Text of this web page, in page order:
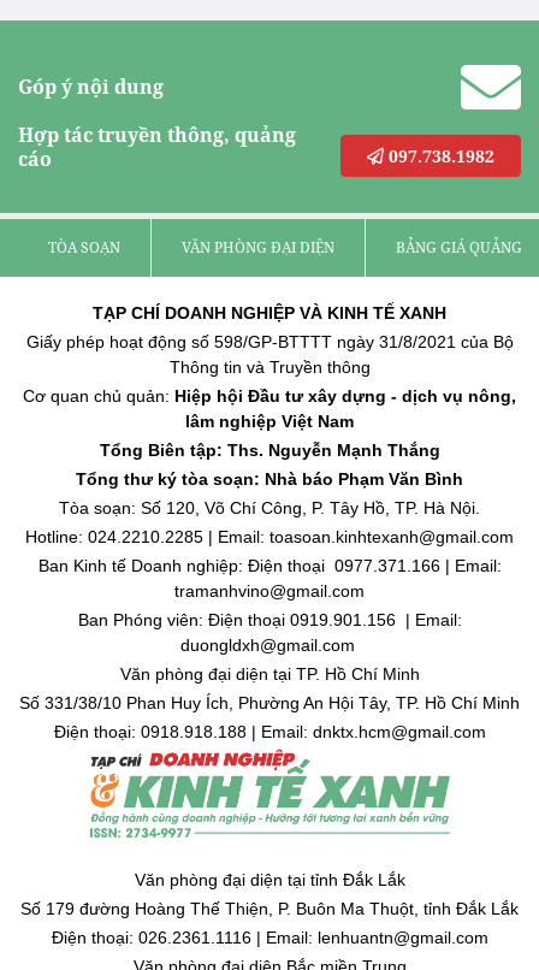
Góp ý nội dung
Hợp tác truyền thông, quảng
cáo
097.738.1982
TÒA SOẠN VĂN PHÒNG ĐẠI DIỆN BẢNG GIÁ QUẢNG
TẠP CHÍ DOANH NGHIỆP VÀ KINH TẾ XANH
Giấy phép hoạt động số 598/GP-BTTTT ngày 31/8/2021 của Bộ
Thông tin và Truyền thông
Cơ quan chủ quản: Hiệp hội Đầu tư xây dựng - dịch vụ nông,
lâm nghiệp Việt Nam
Tổng Biên tập: Ths. Nguyễn Mạnh Thắng
Tổng thư ký tòa soạn: Nhà báo Phạm Văn Bình
Tòa soạn: Số 120, Võ Chí Công, P. Tây Hồ, TP. Hà Nội.
Hotline: 024.2210.2285 | Email: toasoan.kinhtexanh@gmail.com
Ban Kinh tế Doanh nghiệp: Điện thoại 0977.371.166 | Email:
tramanhvino@gmail.com
Ban Phóng viên: Điện thoại 0919.901.156 | Email:
duongldxh@gmail.com
Văn phòng đại diện tại TP. Hồ Chí Minh
Số 331/38/10 Phan Huy Ích, Phường An Hội Tây, TP. Hồ Chí Minh
Điện thoại: 0918.918.188 | Email: dnktx.hcm@gmail.com
Văn phòng đại diện tại tỉnh Đắk Lắk
Số 179 đường Hoàng Thế Thiện, P. Buôn Ma Thuột, tỉnh Đắk Lắk
Điện thoại: 026.2361.1116 | Email: lenhuantn@gmail.com
Văn phòng đại diện Bắc miền Trung